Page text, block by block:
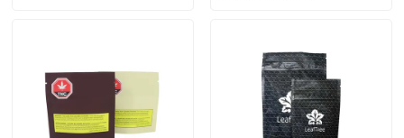
Casi
Pacchetto erbaccia personalizzato